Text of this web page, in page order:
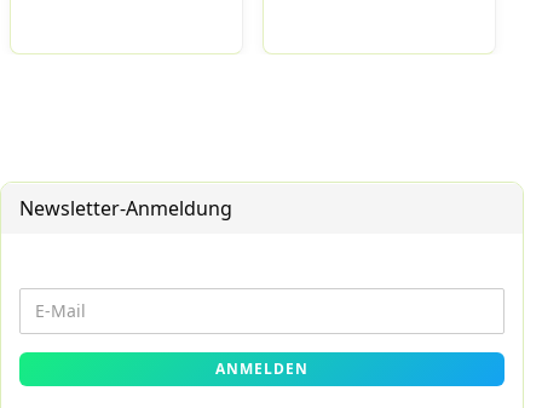
Newsletter-Anmeldung
ZUR
E-
Mail
ANMELDEN